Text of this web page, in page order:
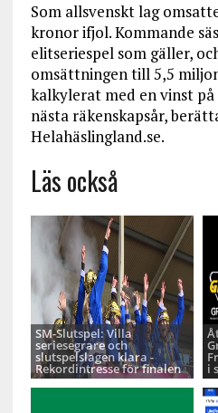
Som allsvenskt lag
kronor ifjol. Kommande
elitseriespel som gäller,
omsättningen till 5,5
kalkylerat med en vinst
nästa räkenskapsår,
Helahäslingland.se.
Läs också
SM-Slutspel: Villa
seriesegrare och
slutspelslagen klara -
Rekordintresse för finalen i